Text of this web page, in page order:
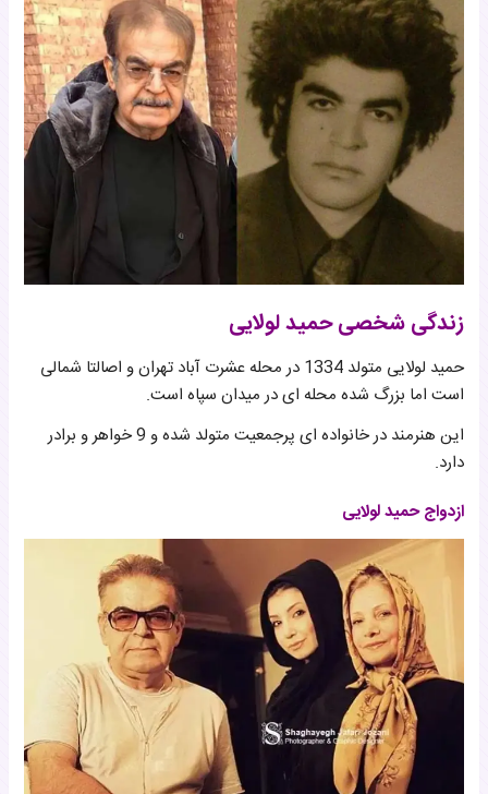
زندگی شخصی حمید لولایی
حمید لولایی متولد 1334 در محله عشرت آباد تهران و اصالتا شمالی
است اما بزرگ شده محله ای در میدان سپاه است.
این هنرمند در خانواده ای پرجمعیت متولد شده و 9 خواهر و برادر
دارد.
ازدواج حمید لولایی